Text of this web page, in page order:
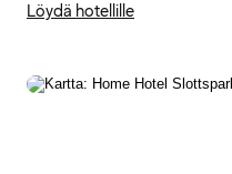
Löydä hotellille